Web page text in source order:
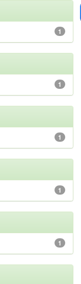
1
1
1
1
1